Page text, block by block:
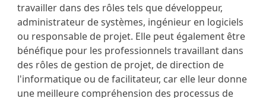
travailler dans des rôles tels que développeur,
administrateur de systèmes, ingénieur en logiciels
ou responsable de projet. Elle peut également être
bénéfique pour les professionnels travaillant dans
des rôles de gestion de projet, de direction de
l'informatique ou de facilitateur, car elle leur donne
une meilleure compréhension des processus de